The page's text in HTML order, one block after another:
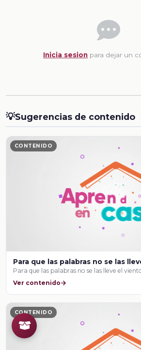
Inicia sesion para dejar un
💡Sugerencias de contenido
CONTENIDO
Para que las palabras no se las
Para que las palabras no se las lleve el
Ver contenido
CONTENIDO